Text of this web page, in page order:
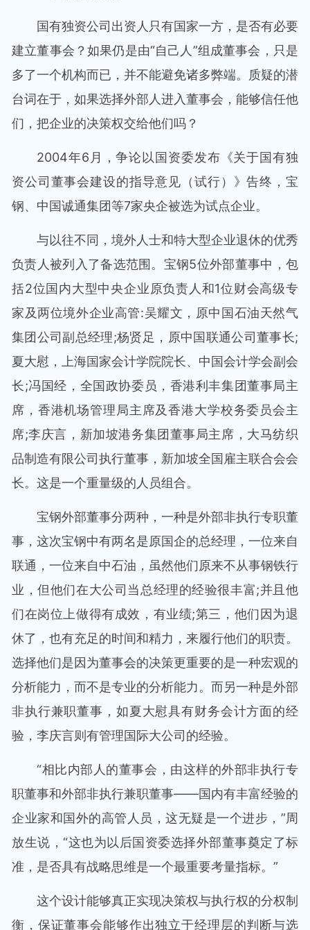
国有独资公司出资人只有国家一方，是否有必要
建立董事会？如果仍是由“自己人”组成董事会，只是
多了一个机构而已，并不能避免诸多弊端。质疑的潜
台词在于，如果选择外部人进入董事会，能够信任他
们，把企业的决策权交给他们吗？
2004年6月，争论以国资委发布《关于国有独
资公司董事会建设的指导意见（试行）》告终，宝
钢、中国诚通集团等7家央企被选为试点企业。
与以往不同，境外人士和特大型企业退休的优秀
负责人被列入了备选范围。宝钢5位外部董事中，包
括2位国内大型中央企业原负责人和1位财会高级专
家及两位境外企业高管:吴耀文，原中国石油天然气
集团公司副总经理;杨贤足，原中国联通公司董事长;
夏大慰，上海国家会计学院院长、中国会计学会副会
长;冯国经，全国政协委员，香港利丰集团董事局主
席，香港机场管理局主席及香港大学校务委员会主
席;李庆言，新加坡港务集团董事局主席，大马纺织
品制造有限公司执行董事，新加坡全国雇主联合会会
长。这是一个重量级的人员组合。
宝钢外部董事分两种，一种是外部非执行专职董
事，这次宝钢中有两名是原国企的总经理，一位来自
联通，一位来自中石油，虽然他们原来不从事钢铁行
业，但他们在大公司当总经理的经验很丰富;并且他
们在岗位上做得有成效，有业绩;第三，他们因为退
休了，也有充足的时间和精力，来履行他们的职责。
选择他们是因为董事会的决策更重要的是一种宏观的
分析能力，而不是专业的分析能力。而另一种是外部
非执行兼职董事，如夏大慰具有财务会计方面的经
验，李庆言则有管理国际大公司的经验。
“相比内部人的董事会，由这样的外部非执行专
职董事和外部非执行兼职董事——国内有丰富经验的
企业家和国外的高管人员，这无疑是一个进步，”周
放生说，“这也为以后国资委选择外部董事奠定了标
准，是否具有战略思维是一个最重要考量指标。”
这个设计能够真正实现决策权与执行权的分权制
衡，保证董事会能够作出独立于经理层的判断与选